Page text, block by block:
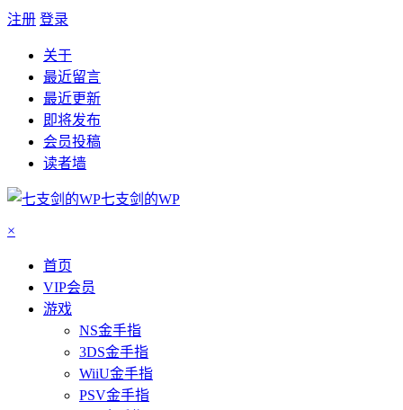
注册 登录
关于
最近留言
最近更新
即将发布
会员投稿
读者墙
七支剑的WP
×
首页
VIP会员
游戏
NS金手指
3DS金手指
WiiU金手指
PSV金手指